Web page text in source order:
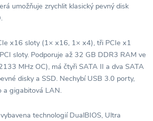
umožňuje zrychlit klasický pevný disk
x16 sloty (1× x16, 1× x4), tři PCIe x1
sloty. Podporuje až 32 GB DDR3 RAM ve
MHz OC), má čtyři SATA II a dva SATA
disky a SSD. Nechybí USB 3.0 porty,
a gigabitová LAN.
technologií DualBIOS, Ultra